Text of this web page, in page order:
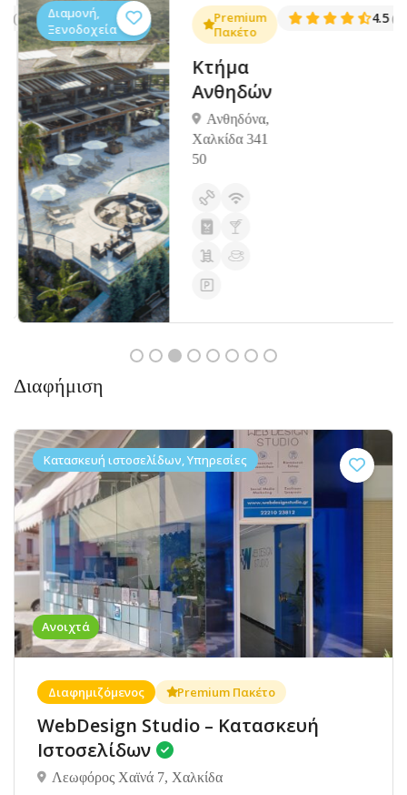
(1381)
Διαμονή,
Ξενοδοχεία
Premium
Πακέτο
Κτήμα
Ανθηδών
Ανθηδόνα,
Χαλκίδα 341
50
4.5
Διαφήμιση
Ανοιχτά
Κατασκευή ιστοσελίδων, Υπηρεσίες
Διαφημιζόμενος Premium Πακέτο
WebDesign Studio – Κατασκευή
Ιστοσελίδων
Λεωφόρος Χαϊνά 7, Χαλκίδα